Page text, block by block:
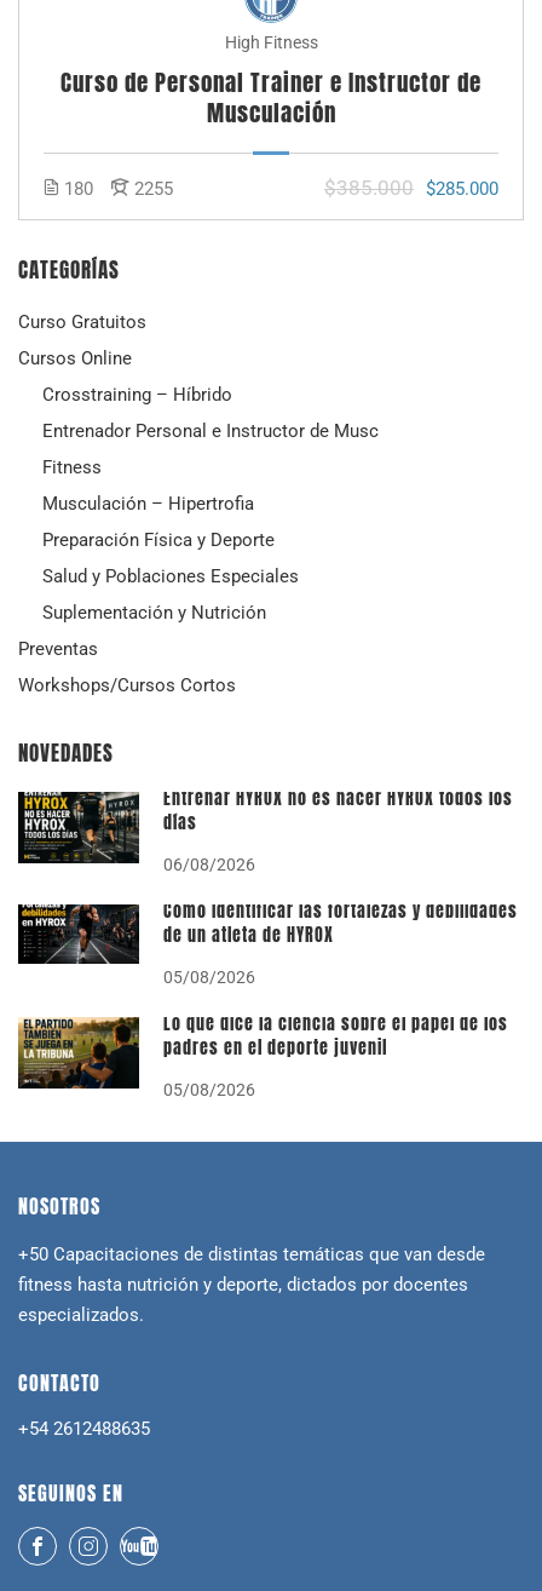
High Fitness
Curso de Personal Trainer e Instructor de
Musculación
180 2255 $385.000 $285.000
CATEGORÍAS
Curso Gratuitos
Cursos Online
Crosstraining – Híbrido
Entrenador Personal e Instructor de Musc
Fitness
Musculación – Hipertrofia
Preparación Física y Deporte
Salud y Poblaciones Especiales
Suplementación y Nutrición
Preventas
Workshops/Cursos Cortos
NOVEDADES
Entrenar HYROX no es hacer HYROX todos los
días
06/08/2026
Cómo identificar las fortalezas y debilidades
de un atleta de HYROX
05/08/2026
Lo que dice la ciencia sobre el papel de los
padres en el deporte juvenil
05/08/2026
NOSOTROS
+50 Capacitaciones de distintas temáticas que van desde
fitness hasta nutrición y deporte, dictados por docentes
especializados.
CONTACTO
+54 2612488635
SEGUINOS EN